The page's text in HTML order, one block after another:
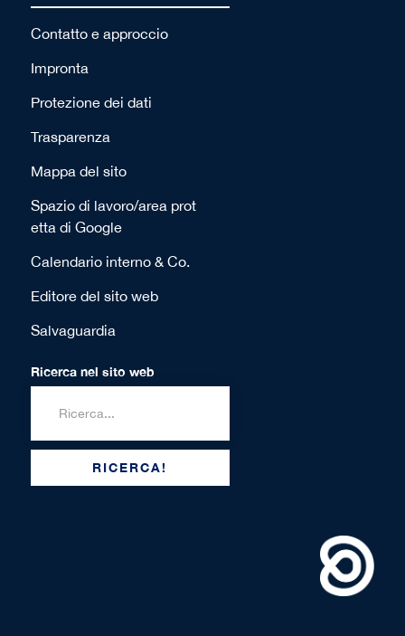
Contatto e approccio
Impronta
Protezione dei dati
Trasparenza
Mappa del sito
Spazio di lavoro/area prot
etta di Google
Calendario interno & Co.
Editore del sito web
Salvaguardia
Ricerca nel sito web